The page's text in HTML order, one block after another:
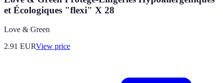
et Écologiques "flexi" X 28
Love & Green
2.91 EURView price